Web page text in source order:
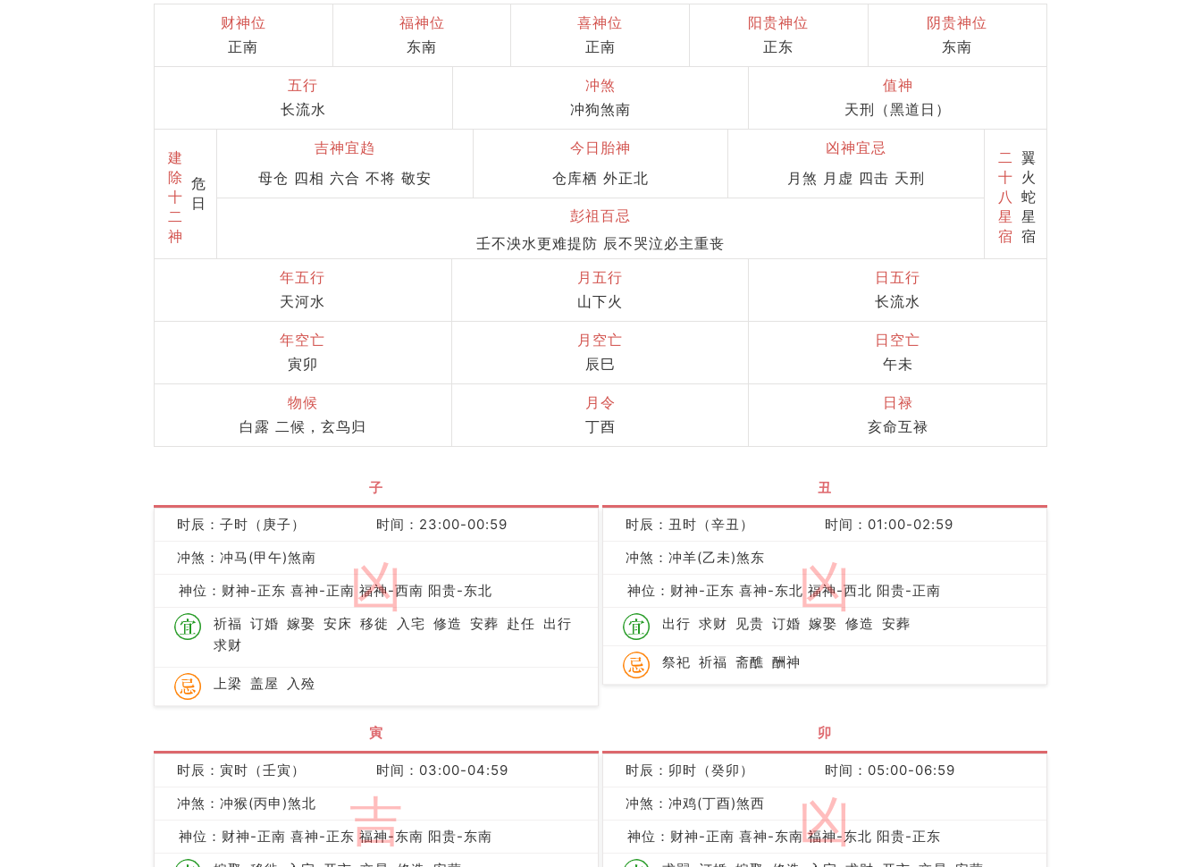
财神位
正南
福神位
东南
喜神位
正南
阳贵神位
正东
阴贵神位
东南
五行
长流水
冲煞
冲狗煞南
值神
天刑（黑道日）
建
除
十
二
神
危
日
吉神宜趋
母仓 四相 六合 不将 敬安
今日胎神
仓库栖 外正北
凶神宜忌
月煞 月虚 四击 天刑
彭祖百忌
壬不泱水更难提防 辰不哭泣必主重丧
二
十
八
星
宿
翼
火
蛇
星
宿
年五行
天河水
月五行
山下火
日五行
长流水
年空亡
寅卯
月空亡
辰巳
日空亡
午未
物候
白露 二候，玄鸟归
月令
丁酉
日禄
亥命互禄
子
凶
时辰：子时（庚子）
时间：23:00-00:59
冲煞：冲马(甲午)煞南
神位：财神-正东 喜神-正南 福神-西南 阳贵-东北
祈福 订婚 嫁娶 安床 移徙 入宅 修造 安葬 赴任 出行
求财
上梁 盖屋 入殓
丑
凶
时辰：丑时（辛丑）
时间：01:00-02:59
冲煞：冲羊(乙未)煞东
神位：财神-正东 喜神-东北 福神-西北 阳贵-正南
出行 求财 见贵 订婚 嫁娶 修造 安葬
祭祀 祈福 斋醮 酬神
寅
吉
时辰：寅时（壬寅）
时间：03:00-04:59
冲煞：冲猴(丙申)煞北
神位：财神-正南 喜神-正东 福神-东南 阳贵-东南
卯
凶
时辰：卯时（癸卯）
时间：05:00-06:59
冲煞：冲鸡(丁酉)煞西
神位：财神-正南 喜神-东南 福神-东北 阳贵-正东